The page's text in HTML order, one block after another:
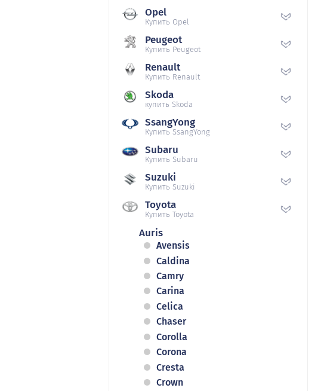
Opel
Купить Opel
Peugeot
Купить Peugeot
Renault
Купить Renault
Skoda
купить Skoda
SsangYong
Купить SsangYong
Subaru
Купить Subaru
Suzuki
Купить Suzuki
Toyota
Купить Toyota
Auris
Avensis
Caldina
Camry
Carina
Celica
Chaser
Corolla
Corona
Cresta
Crown